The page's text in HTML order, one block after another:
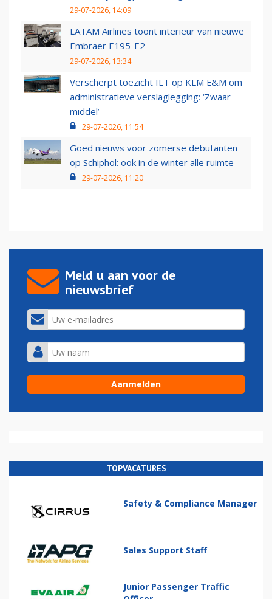
29-07-2026, 14:09
LATAM Airlines toont interieur van nieuwe
Embraer E195-E2
29-07-2026, 13:34
Verscherpt toezicht ILT op KLM E&M om
administratieve verslaglegging: ‘Zwaar
middel’
29-07-2026, 11:54
Goed nieuws voor zomerse debutanten
op Schiphol: ook in de winter alle ruimte
29-07-2026, 11:20
Meld u aan voor de
nieuwsbrief
TOPVACATURES
Safety & Compliance Manager
Sales Support Staff
Junior Passenger Traffic